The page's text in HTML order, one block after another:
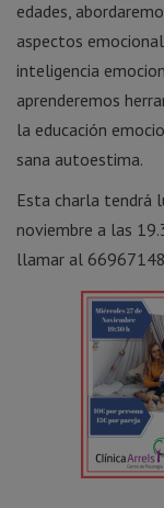
edades,
aspectos
inteligencia
aprenderemos
la educación
sana autoestima.
Esta charla tendrá
noviembre a las
llamar al